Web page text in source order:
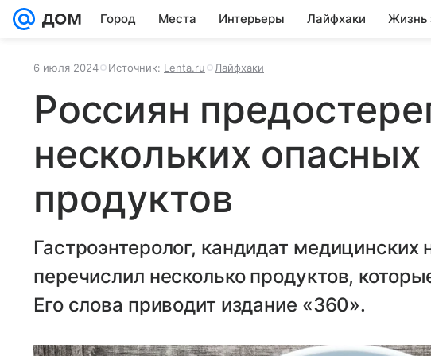
Город Места Интерьеры Лайфхаки Жизнь
6 июля 2024 Источник: Lenta.ru Лайфхаки
Россиян
нескольких
продуктов
Гастроэнтеролог, кандидат
перечислил несколько продуктов,
Его слова приводит издание «360».